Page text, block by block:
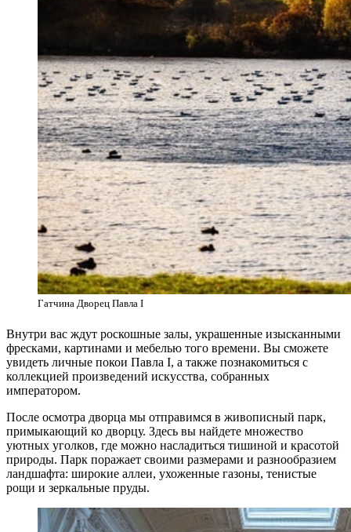
Гатчина Дворец Павла I
Внутри вас ждут роскошные залы, украшенные изысканными
фресками, картинами и мебелью того времени. Вы сможете
увидеть личные покои Павла I, а также познакомиться с
коллекцией произведений искусства, собранных
императором.
После осмотра дворца мы отправимся в живописный парк,
примыкающий ко дворцу. Здесь вы найдете множество
уютных уголков, где можно насладиться тишиной и красотой
природы. Парк поражает своими размерами и разнообразием
ландшафта: широкие аллеи, ухоженные газоны, тенистые
рощи и зеркальные пруды.